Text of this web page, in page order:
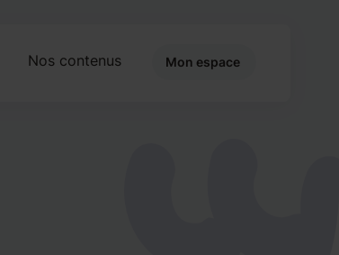
Nos contenus Mon espace